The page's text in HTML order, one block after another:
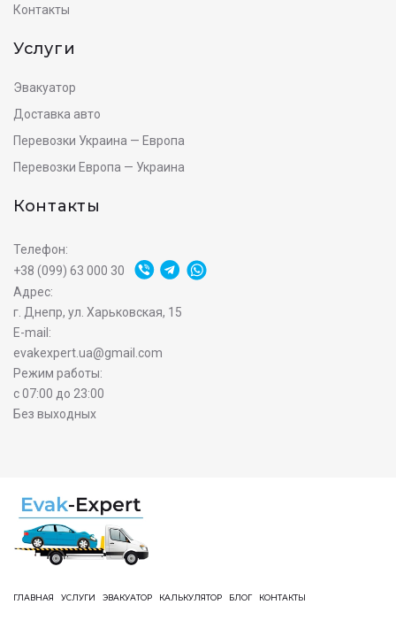
Контакты
Услуги
Эвакуатор
Доставка авто
Перевозки Украина — Европа
Перевозки Европа — Украина
Контакты
Телефон:
+38 (099) 63 000 30
Адрес:
г. Днепр, ул. Харьковская, 15
E-mail:
evakexpert.ua@gmail.com
Режим работы:
с 07:00 до 23:00
Без выходных
ГЛАВНАЯ УСЛУГИ ЭВАКУАТОР КАЛЬКУЛЯТОР БЛОГ КОНТАКТЫ